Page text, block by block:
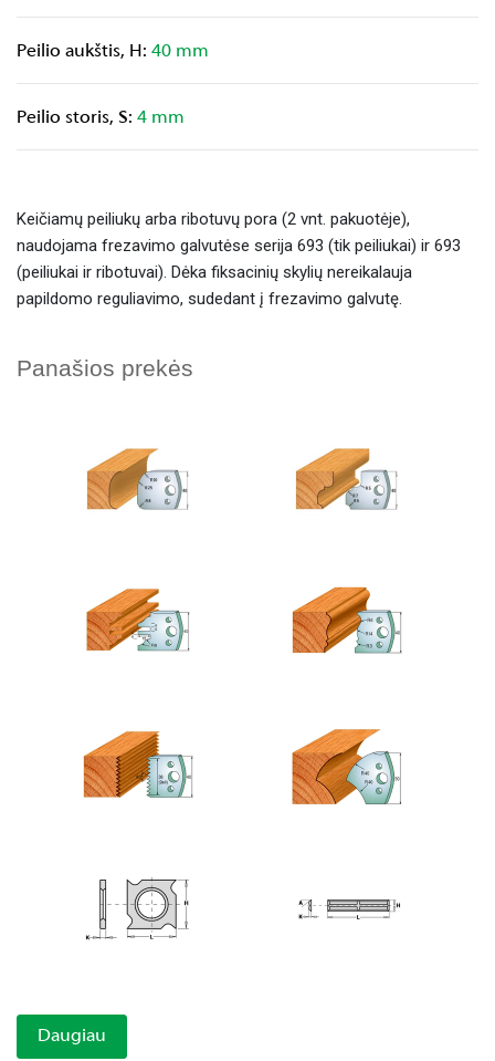
Peilio aukštis, H: 40 mm
Peilio storis, S: 4 mm
Keičiamų peiliukų arba ribotuvų pora (2 vnt. pakuotėje),
naudojama frezavimo galvutėse serija 693 (tik peiliukai) ir 693
(peiliukai ir ribotuvai). Dėka fiksacinių skylių nereikalauja
papildomo reguliavimo, sudedant į frezavimo galvutę.
Panašios prekės
Daugiau